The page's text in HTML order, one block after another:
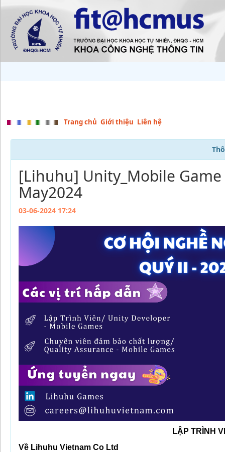
Trang chủ Giới thiệu Liên hệ
[Lihuhu] Unity_Mobile
May2024
03-06-2024 17:24
LẬP TRÌNH
Về Lihuhu Vietnam Co Ltd